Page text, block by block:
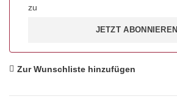
zu
JETZT ABONNIEREN
Zur Wunschliste hinzufügen